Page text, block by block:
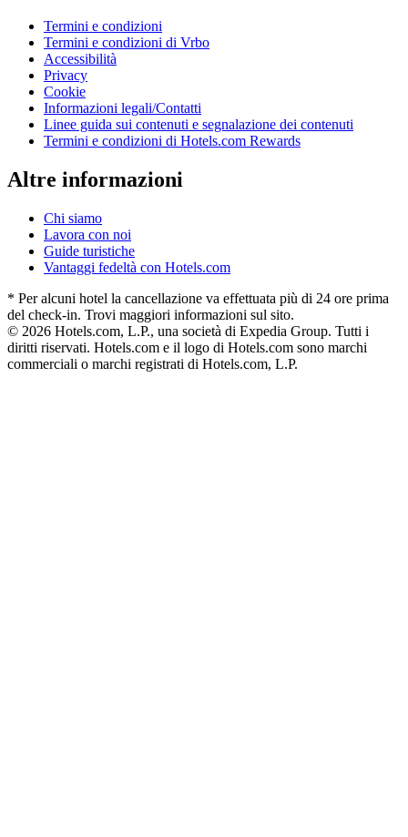
Termini e condizioni
Termini e condizioni di Vrbo
Accessibilità
Privacy
Cookie
Informazioni legali/Contatti
Linee guida sui contenuti e segnalazione dei contenuti
Termini e condizioni di Hotels.com Rewards
Altre informazioni
Chi siamo
Lavora con noi
Guide turistiche
Vantaggi fedeltà con Hotels.com
* Per alcuni hotel la cancellazione va effettuata più di 24 ore prima
del check-in. Trovi maggiori informazioni sul sito.
© 2026 Hotels.com, L.P., una società di Expedia Group. Tutti i
diritti riservati. Hotels.com e il logo di Hotels.com sono marchi
commerciali o marchi registrati di Hotels.com, L.P.